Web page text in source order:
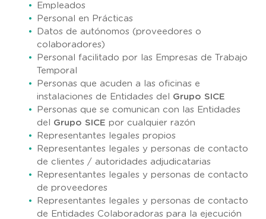
Empleados
Personal en Prácticas
Datos de autónomos (proveedores o
colaboradores)
Personal facilitado por las Empresas de Trabajo
Temporal
Personas que acuden a las oficinas e
instalaciones de Entidades del Grupo SICE
Personas que se comunican con las Entidades
del Grupo SICEpor cualquier razón
Representantes legales propios
Representantes legales y personas de contacto
de clientes / autoridades adjudicatarias
Representantes legales y personas de contacto
de proveedores
Representantes legales y personas de contacto
de Entidades Colaboradoras para la ejecución